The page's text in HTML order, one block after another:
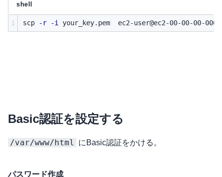
shell
1 scp -r -i your_key.pem ec2-user@ec2-00-00-00-
Basic認証を設定する
/var/www/html にBasic認証をかける。
パスワード作成